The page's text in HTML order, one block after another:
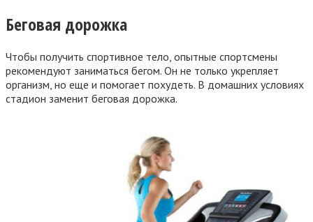
Беговая дорожка
Чтобы получить спортивное тело, опытные спортсмены
рекомендуют заниматься бегом. Он не только укрепляет
организм, но еще и помогает похудеть. В домашних условиях
стадион заменит беговая дорожка.